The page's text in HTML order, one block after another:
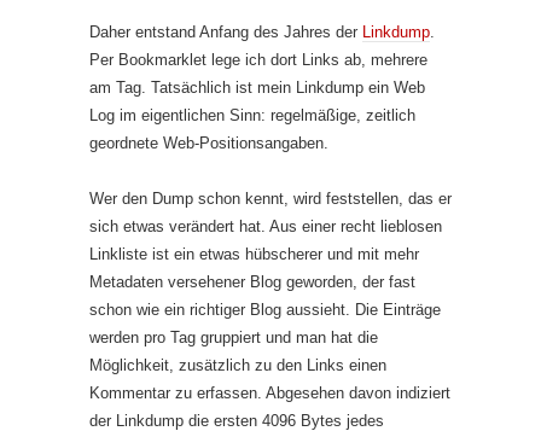
Daher entstand Anfang des Jahres der Linkdump.
Per Bookmarklet lege ich dort Links ab, mehrere
am Tag. Tatsächlich ist mein Linkdump ein Web
Log im eigentlichen Sinn: regelmäßige, zeitlich
geordnete Web-Positionsangaben.
Wer den Dump schon kennt, wird feststellen, das er
sich etwas verändert hat. Aus einer recht lieblosen
Linkliste ist ein etwas hübscherer und mit mehr
Metadaten versehener Blog geworden, der fast
schon wie ein richtiger Blog aussieht. Die Einträge
werden pro Tag gruppiert und man hat die
Möglichkeit, zusätzlich zu den Links einen
Kommentar zu erfassen. Abgesehen davon indiziert
der Linkdump die ersten 4096 Bytes jedes